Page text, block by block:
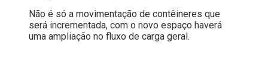
Não é só a movimentação de contêineres que
será incrementada, com o novo espaço haverá
uma ampliação no fluxo de carga geral.